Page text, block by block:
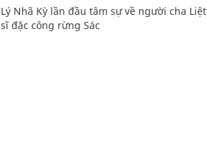
Lý Nhã Kỳ lần đầu tâm sự về người cha Liệt
sĩ đặc công rừng Sác